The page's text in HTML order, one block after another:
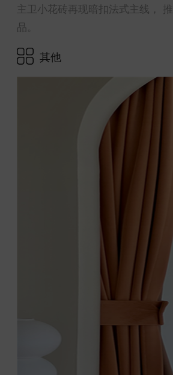
主卫小花砖再现暗扣法式主线，
品。
其他